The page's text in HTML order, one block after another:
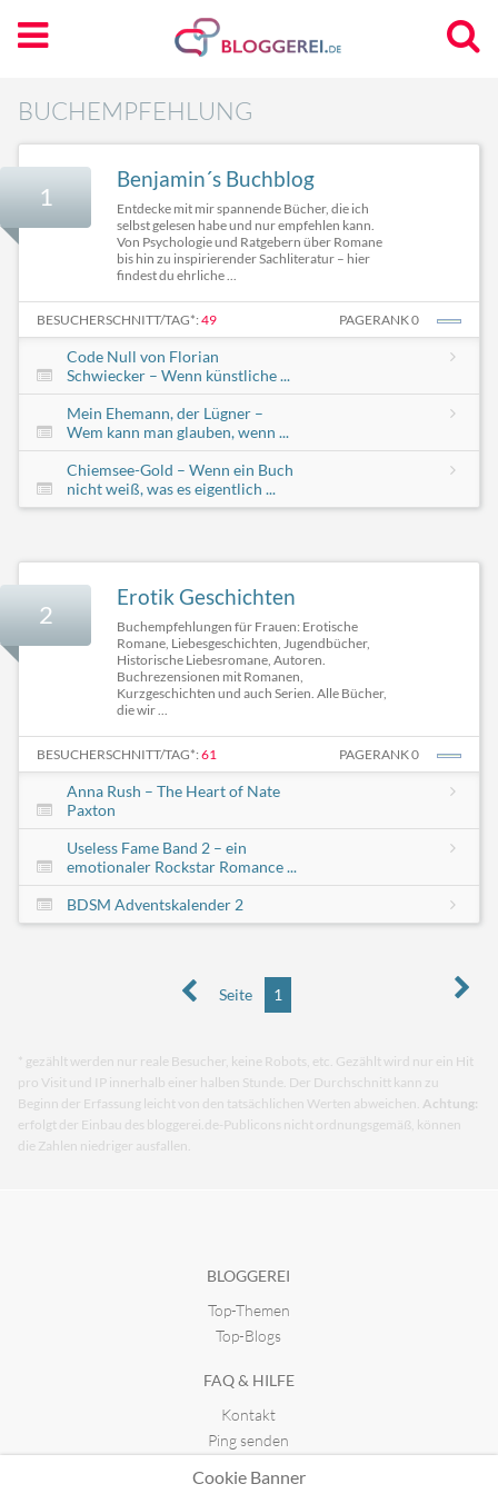
BUCHEMPFEHLUNG
1
Benjamin´s Buchblog
Entdecke mit mir spannende Bücher, die ich
selbst gelesen habe und nur empfehlen kann.
Von Psychologie und Ratgebern über Romane
bis hin zu inspirierender Sachliteratur – hier
findest du ehrliche ...
BESUCHERSCHNITT/TAG*: 49 PAGERANK 0
Code Null von Florian
Schwiecker – Wenn künstliche ...
Mein Ehemann, der Lügner –
Wem kann man glauben, wenn ...
Chiemsee-Gold – Wenn ein Buch
nicht weiß, was es eigentlich ...
2
Erotik Geschichten
Buchempfehlungen für Frauen: Erotische
Romane, Liebesgeschichten, Jugendbücher,
Historische Liebesromane, Autoren.
Buchrezensionen mit Romanen,
Kurzgeschichten und auch Serien. Alle Bücher,
die wir ...
BESUCHERSCHNITT/TAG*: 61 PAGERANK 0
Anna Rush – The Heart of Nate
Paxton
Useless Fame Band 2 – ein
emotionaler Rockstar Romance ...
BDSM Adventskalender 2
Seite 1
* gezählt werden nur reale Besucher, keine Robots, etc. Gezählt wird nur ein Hit
pro Visit und IP innerhalb einer halben Stunde. Der Durchschnitt kann zu
Beginn der Erfassung leicht von den tatsächlichen Werten abweichen. Achtung:
erfolgt der Einbau des bloggerei.de-Publicons nicht ordnungsgemäß, können
die Zahlen niedriger ausfallen.
BLOGGEREI
Top-Themen
Top-Blogs
FAQ & HILFE
Kontakt
Ping senden
Cookie Banner